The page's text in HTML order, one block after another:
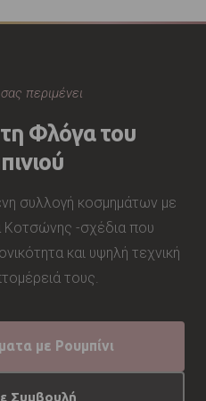
περιμένει
Φλόγα του
συλλογή κοσμημάτων με
Κοτσώνης -σχέδια που
και υψηλή τεχνική
τους.
με Ρουμπίνι
Συμβουλή